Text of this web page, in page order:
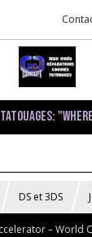
DS et 3DS
– World